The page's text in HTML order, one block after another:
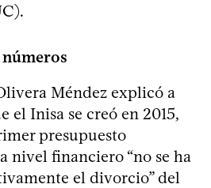
números
Méndez explicó a
el Inisa se creó en 2015,
presupuesto
nivel financiero “no se ha
el divorcio” del